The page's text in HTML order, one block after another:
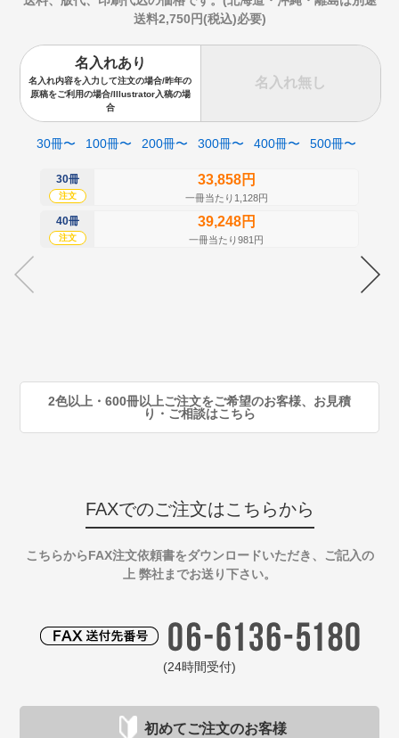
送料2,750円(税込)必要)
名入れあり
名入れ内容を入力して注文の場合/昨年の
原稿をご利用の場合/Illustrator入稿の場
合
名入れ無し
30冊〜 100冊〜 200冊〜 300冊〜 400冊〜 500冊〜
30冊
注文
33,858円
一冊当たり1,128円
40冊
注文
39,248円
一冊当たり981円
2色以上・600冊以上ご注文をご希望のお客様、お見積
り・ご相談はこちら
FAXでのご注文はこちらから
こちらからFAX注文依頼書をダウンロードいただき、ご記入の
上 弊社までお送り下さい。
(24時間受付)
初めてご注文のお客様